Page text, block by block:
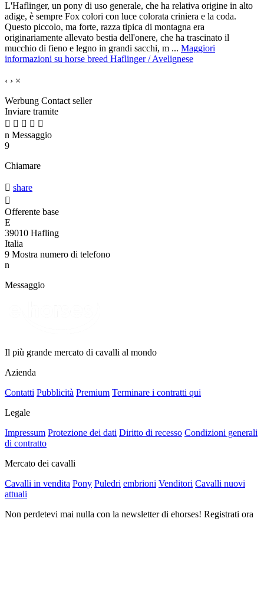
L'Haflinger, un pony di uso generale, che ha relativa origine in alto
adige, è sempre Fox colori con luce colorata criniera e la coda.
Questo piccolo, ma forte, razza tipica di montagna era
originariamente allevato bestia dell'onere, che ha trascinato il
mucchio di fieno e legno in grandi sacchi, m ... Maggiori
informazioni su horse breed Haflinger / Avelignese
‹ › ×
Werbung Contact seller
Inviare tramite
    
n Messaggio
9
Chiamare
 share

Offerente base
E
39010 Hafling
Italia
9 Mostra numero di telefono
n
Messaggio
Il più grande mercato di cavalli al mondo
Azienda
Contatti Pubblicità Premium Terminare i contratti qui
Legale
Impressum Protezione dei dati Diritto di recesso Condizioni generali
di contratto
Mercato dei cavalli
Cavalli in vendita Pony Puledri embrioni Venditori Cavalli nuovi
attuali
Non perdetevi mai nulla con la newsletter di ehorses! Registrati ora